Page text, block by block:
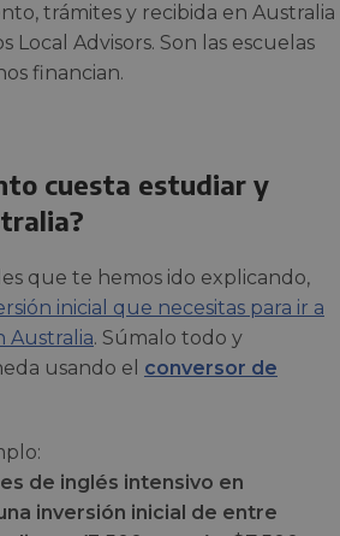
trámites y recibida en Australia
Advisors. Son las escuelas
financian.
cuesta estudiar y
que te hemos ido explicando,
inicial que necesitas para ir a
Australia. Súmalo todo y
usando el conversor de
de inglés intensivo en
inversión inicial de entre